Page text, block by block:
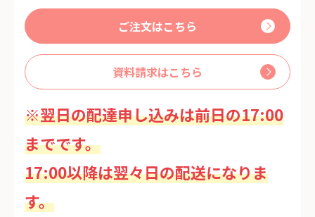
ご注文はこちら
資料請求はこちら
※翌日の配達申し込みは前日の17:00
までです。
17:00以降は翌々日の配送になりま
す。